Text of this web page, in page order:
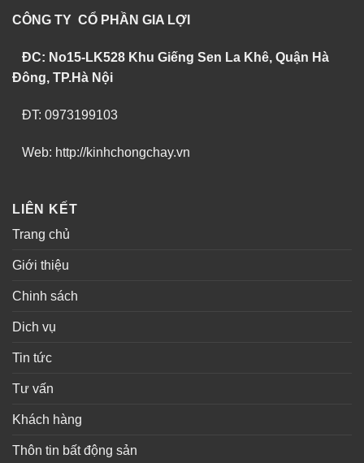
CÔNG TY CỔ PHẦN GIA LỢI
ĐC: No15-LK528 Khu Giếng Sen La Khê, Quận Hà
Đông, TP.Hà Nội
ĐT: 0973199103
Web: http://kinhchongchay.vn
LIÊN KẾT
Trang chủ
Giới thiệu
Chinh sách
Dich vụ
Tin tức
Tư vấn
Khách hàng
Thôn tin bất động sản